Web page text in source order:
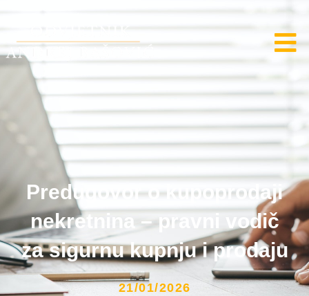
Predugovor o kupoprodaji
nekretnina – pravni vodič
za sigurnu kupnju i prodaju
21/01/2026